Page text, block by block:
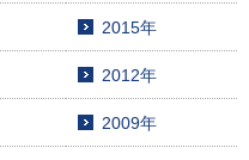
2015年
2012年
2009年